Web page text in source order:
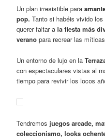
Un plan irresistible para
pop. Tanto si habéis vivido
querer faltar a la fiesta más
verano para recrear las
Un entorno de lujo en la
con espectaculares vistas al
tiempo para revivir los locos
Tendremos juegos arcade,
coleccionismo, looks